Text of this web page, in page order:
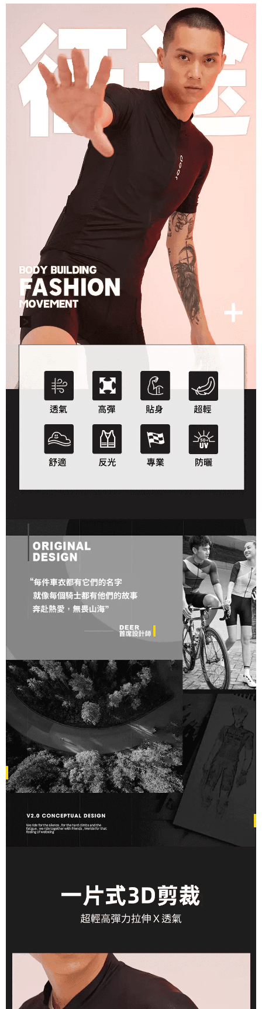
2.透過簡訊連結打開帳單後，可選擇「超商條碼／台灣大直營門市／銀行轉
【注意事項】
1.本服務係由「台灣大哥大股份有限公司」（以下簡稱本公司）所提供，讓
用戶於交易時，得透過本服務購買商品或服務，並由商店將買賣／分期付款
買賣價金債權讓與本公司後，依約使用本公司帳單繳交帳款。
2.基於同意付款使用「大哥付你分期」之契約關係目的，商店將以您的個人
資料（包含姓名、電話或地址）提供予台灣大哥大進項蒐集、處理及利用，
由本公司與您本人進行分期帳單所需資料之確認、核對及更正。
3.完整用戶服務條款，請詳閱以下連結：
https://oppay.tw/userRule
結帳頁面，進行簡訊認證並確認金額後，即可完成結帳。
３．收到繳費通知簡訊後14天內，點擊此簡訊中的連結，可透過四大超商／
ATM／網路銀行／等多元方式進行付款，方視為交易完成。
※ 請注意：結帳手續完成當下不需立刻繳費，但若您需要取消訂單，請聯絡
購買商品的店家。未經商家同意取消之訂單仍視為有效，需透過AFTEE先享
後付繳納相關費用。
※ 交易是否成功請以「AFTEE先享後付 」之結帳頁面顯示為準，若有關於
是否繳費成功／繳費後需取消欲退款等相關疑問，請聯繫「AFTEE先享後付
客戶支援中心」
https://netprotections.freshdesk.com/support/home
１．透過由恩沛科技股份有限公司提供之「AFTEE先享後付」服務完成之交
易，需依本服務之必要範圍內提供個人資料，並將交易相關給付款項請求債
權轉讓予恩沛科技股份有限公司。
２．關於個人資料處理事宜，請瀏覽以下網址：
https://aftee.tw/terms/#terms3
３．未成年的使用者請事先徵得法定代理人或監護人之同意方可使用
「AFTEE先享後付」，若未經同意申辦者引起之損失，本公司不負相關責
４．使用「AFTEE先享後付」時，將依據個別帳號之用戶狀況，依本公司即
時審查核予不同之上限額度；若仍有額度不足之情形，本公司將視審查結果
請求用戶進行身份認證。
５．嚴禁一人註冊多個帳號或使用他人資訊註冊。若發現惡意使用之情形，
恩沛科技股份有限公司將有權停止該用戶之使用額度並採取法律行動。
每筆NT$60，滿NT$998(含以上)免運費
7-11取貨付款
每筆NT$60，滿NT$998(含以上)免運費
7-11純取貨
每筆NT$60，滿NT$998(含以上)免運費
每筆NT$80，滿NT$1,300(含以上)免運費